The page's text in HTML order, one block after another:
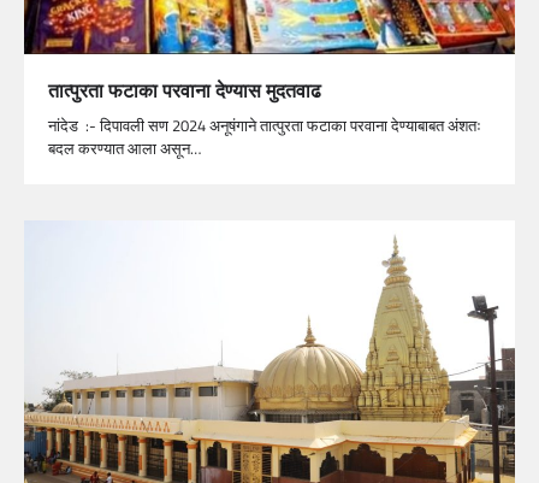
तात्‍पुरता फटाका परवाना देण्यास मुदतवाढ
नांदेड :- दिपावली सण 2024 अनूषंगाने तात्‍पुरता फटाका परवाना देण्याबाबत अंशतः
बदल करण्‍यात आला असून…